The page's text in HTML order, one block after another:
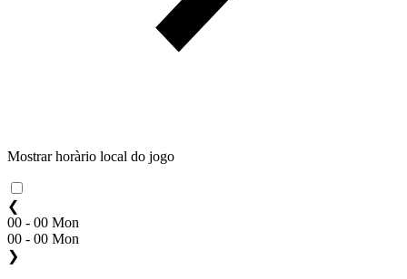
Mostrar horàrio local do jogo
❮
00 - 00 Mon
00 - 00 Mon
❯